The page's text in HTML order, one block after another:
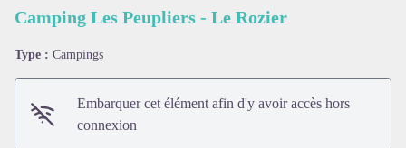
Voir l'image en plein écran
Camping Les Peupliers - Le Rozier
Type : Campings
Embarquer cet élément afin d'y avoir accès hors
connexion